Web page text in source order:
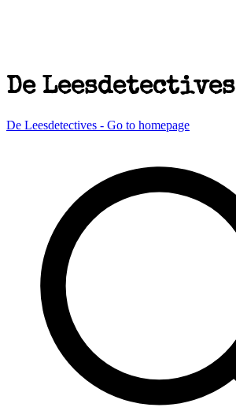
De Leesdetectives
De Leesdetectives - Go to homepage